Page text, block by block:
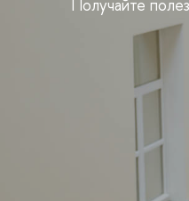
Получайте